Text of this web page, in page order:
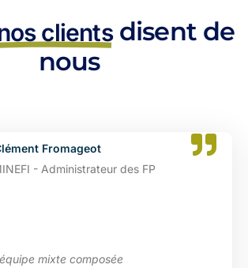
clientsdisent de
nous
Catherine Dupont
DGFIP - Administrateur
La maîtrise des sujets, la grande